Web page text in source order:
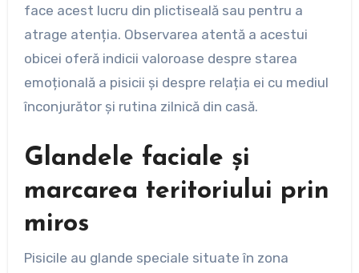
face acest lucru din plictiseală sau pentru a
atrage atenția. Observarea atentă a acestui
obicei oferă indicii valoroase despre starea
emoțională a pisicii și despre relația ei cu mediul
înconjurător și rutina zilnică din casă.
Glandele faciale și
marcarea teritoriului prin
miros
Pisicile au glande speciale situate în zona